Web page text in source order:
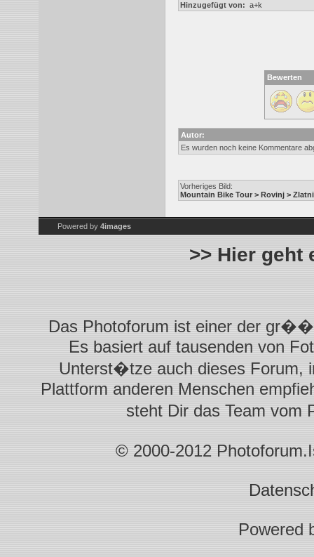
Hinzugefügt von: a+k
Bewerten
Autor:
Es wurden noch keine Kommentare
Vorheriges Bild:
Mountain Bike Tour > Rovinj >
Powered by 4images
>> Hier geht
Das Photoforum ist einer der
Es basiert auf tausenden von
Unterst�tze auch dieses Forum,
Plattform anderen Menschen
steht Dir das Team vom
© 2000-2012
Powered